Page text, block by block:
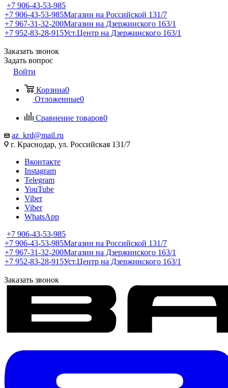
+7 906-43-53-985
+7 906-43-53-985Магазин на Российской 131/7
+7 967-31-32-200Магазин на Дзержинского 163/1
+7 952-83-28-915Уст.Центр на Дзержинского 163/1
Заказать звонок
Задать вопрос
Войти
Корзина0
Отложенные0
Сравнение товаров0
az_krd@mail.ru
г. Краснодар, ул. Российская 131/7
Вконтакте
Instagram
Telegram
YouTube
Viber
Viber
WhatsApp
+7 906-43-53-985
+7 906-43-53-985Магазин на Российской 131/7
+7 967-31-32-200Магазин на Дзержинского 163/1
+7 952-83-28-915Уст.Центр на Дзержинского 163/1
Заказать звонок